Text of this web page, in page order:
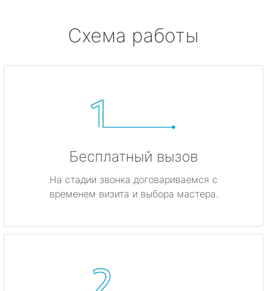
Схема работы
Бесплатный вызов
На стадии звонка договариваемся с
временем визита и выбора мастера.